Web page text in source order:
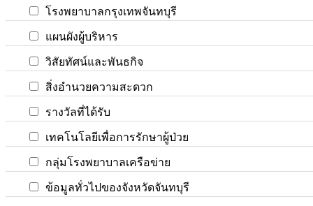
โรงพยาบาลกรุงเทพจันทบุรี
แผนผังผู้บริหาร
วิสัยทัศน์และพันธกิจ
สิ่งอำนวยความสะดวก
รางวัลที่ได้รับ
เทคโนโลยีเพื่อการรักษาผู้ป่วย
กลุ่มโรงพยาบาลเครือข่าย
ข้อมูลทั่วไปของจังหวัดจันทบุรี